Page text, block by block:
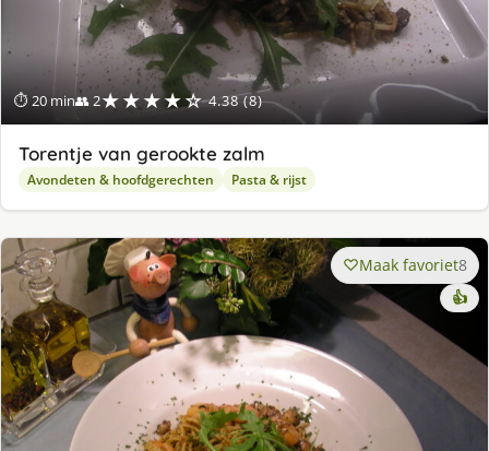
⏱ 20 min👥 2★★★★☆ 4.38 (8)
Torentje van gerookte zalm
Avondeten & hoofdgerechten Pasta & rijst
Maak favoriet8
👍